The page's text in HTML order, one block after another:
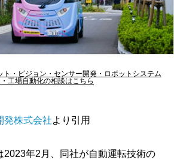
ト・ビジョン・センサー開発・ロボットシステム
工場自動化の相談はこちら
発株式会社より引用
2023年2月、同社が自動運転技術の